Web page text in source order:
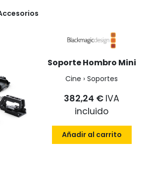
Soporte Hombro Mini
Cine › Soportes
382,24 € IVA
incluido
Añadir al carrito